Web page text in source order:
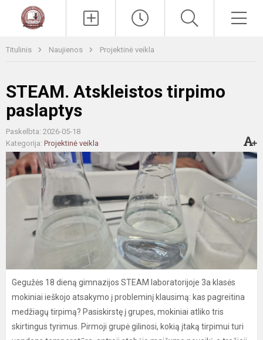
Titulinis Naujienos Projektinė veikla
STEAM. Atskleistos tirpimo
paslaptys
Paskelbta: 2026-05-18
Kategorija: Projektinė veikla
Gegužės 18 dieną gimnazijos STEAM laboratorijoje 3a klasės
mokiniai ieškojo atsakymo į probleminį klausimą: kas pagreitina
medžiagų tirpimą? Pasiskirstę į grupes, mokiniai atliko tris
skirtingus tyrimus. Pirmoji grupė gilinosi, kokią įtaką tirpimui turi